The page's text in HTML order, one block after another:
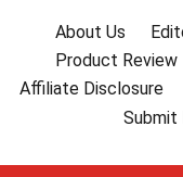
About Us
Product Review
Affiliate Disclosure
Submit